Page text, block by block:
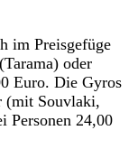
im Preisgefüge
oder
Euro. Die Gyros
(mit Souvlaki,
Personen 24,00